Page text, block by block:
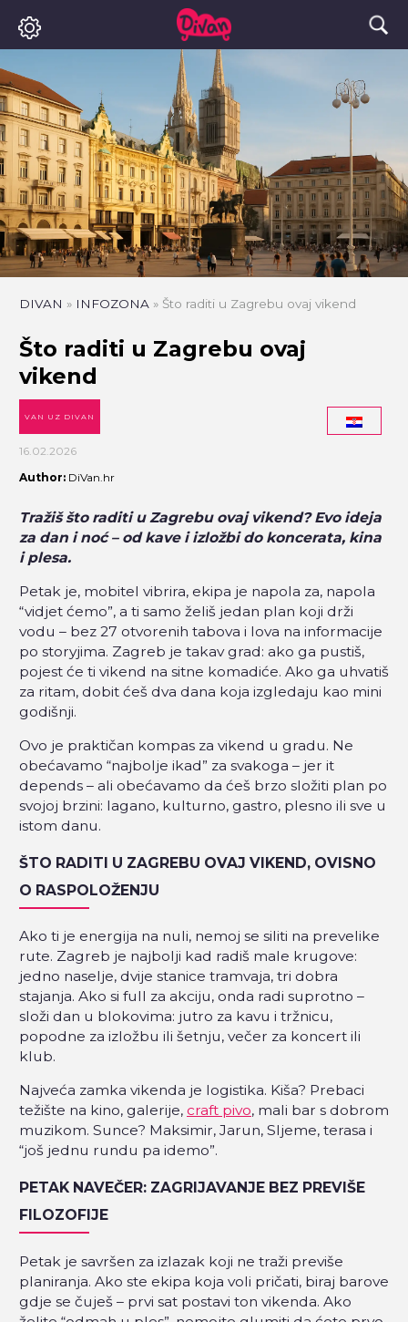
DIVAN » INFOZONA » Što raditi u Zagrebu ovaj vikend
Što raditi u Zagrebu ovaj
vikend
VAN UZ DIVAN
16.02.2026
Author: DiVan.hr
Tražiš što raditi u Zagrebu ovaj vikend? Evo ideja
za dan i noć – od kave i izložbi do koncerata, kina
i plesa.
Petak je, mobitel vibrira, ekipa je napola za, napola
“vidjet ćemo”, a ti samo želiš jedan plan koji drži
vodu – bez 27 otvorenih tabova i lova na informacije
po storyjima. Zagreb je takav grad: ako ga pustiš,
pojest će ti vikend na sitne komadiće. Ako ga uhvatiš
za ritam, dobit ćeš dva dana koja izgledaju kao mini
godišnji.
Ovo je praktičan kompas za vikend u gradu. Ne
obećavamo “najbolje ikad” za svakoga – jer it
depends – ali obećavamo da ćeš brzo složiti plan po
svojoj brzini: lagano, kulturno, gastro, plesno ili sve u
istom danu.
ŠTO RADITI U ZAGREBU OVAJ VIKEND, OVISNO
O RASPOLOŽENJU
Ako ti je energija na nuli, nemoj se siliti na prevelike
rute. Zagreb je najbolji kad radiš male krugove:
jedno naselje, dvije stanice tramvaja, tri dobra
stajanja. Ako si full za akciju, onda radi suprotno –
složi dan u blokovima: jutro za kavu i tržnicu,
popodne za izložbu ili šetnju, večer za koncert ili
klub.
Najveća zamka vikenda je logistika. Kiša? Prebaci
težište na kino, galerije, craft pivo, mali bar s dobrom
muzikom. Sunce? Maksimir, Jarun, Sljeme, terasa i
“još jednu rundu pa idemo”.
PETAK NAVEČER: ZAGRIJAVANJE BEZ PREVIŠE
FILOZOFIJE
Petak je savršen za izlazak koji ne traži previše
planiranja. Ako ste ekipa koja voli pričati, biraj barove
gdje se čuješ – prvi sat postavi ton vikenda. Ako